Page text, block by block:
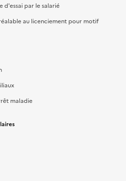
par le salarié
au licenciement pour motif
maladie